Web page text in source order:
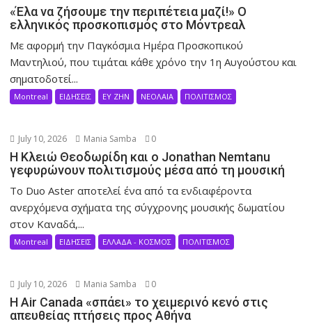
«Έλα να ζήσουμε την περιπέτεια μαζί!» Ο
ελληνικός προσκοπισμός στο Μόντρεαλ
Με αφορμή την Παγκόσμια Ημέρα Προσκοπικού
Μαντηλιού, που τιμάται κάθε χρόνο την 1η Αυγούστου και
σηματοδοτεί...
Montreal ΕΙΔΗΣΕΙΣ ΕΥ ΖΗΝ ΝΕΟΛΑΙΑ ΠΟΛΙΤΙΣΜΟΣ
July 10, 2026 Mania Samba 0
Η Κλειώ Θεοδωρίδη και ο Jonathan Nemtanu
γεφυρώνουν πολιτισμούς μέσα από τη μουσική
Το Duo Aster αποτελεί ένα από τα ενδιαφέροντα
ανερχόμενα σχήματα της σύγχρονης μουσικής δωματίου
στον Καναδά,...
Montreal ΕΙΔΗΣΕΙΣ ΕΛΛΑΔΑ - ΚΟΣΜΟΣ ΠΟΛΙΤΙΣΜΟΣ
July 10, 2026 Mania Samba 0
Η Air Canada «σπάει» το χειμερινό κενό στις
απευθείας πτήσεις προς Αθήνα